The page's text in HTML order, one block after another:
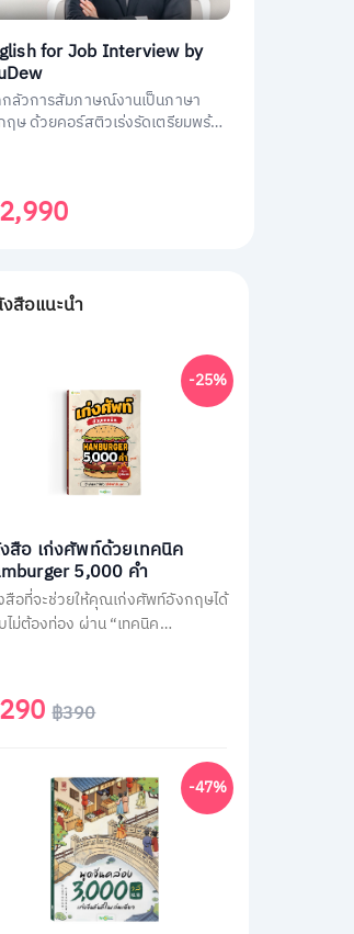
for Job Interview by
กลัวการสัมภาษณ์งานเป็นภาษา
ฤษ ด้วยคอร์สติวเร่งรัดเตรียมพร้อม
สือแนะนำ
สือ เก่งศัพท์ด้วยเทคนิค
5,000 คำ
สือที่จะช่วยให้คุณเก่งศัพท์อังกฤษได้
ไม่ต้องท่อง ผ่าน “เทคนิค
นฐานน้อยและคนไม่ชอบท่องจำ ให้
ยเป็นคนพูดอังกฤษคล่อง
-25%
฿390
-47%